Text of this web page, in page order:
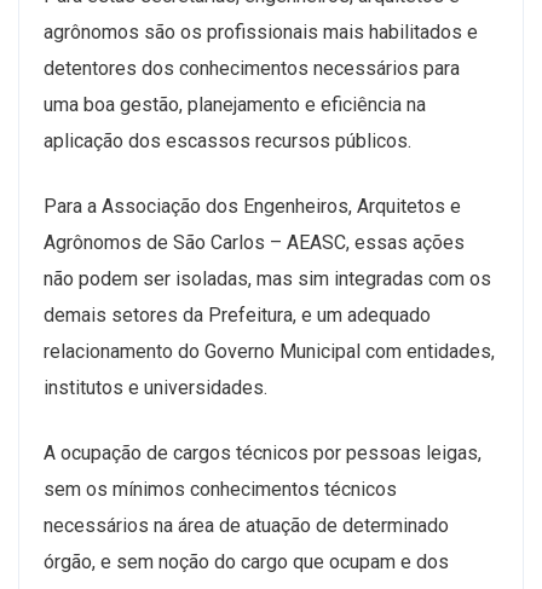
agrônomos são os profissionais mais habilitados e
detentores dos conhecimentos necessários para
uma boa gestão, planejamento e eficiência na
aplicação dos escassos recursos públicos.
Para a Associação dos Engenheiros, Arquitetos e
Agrônomos de São Carlos – AEASC, essas ações
não podem ser isoladas, mas sim integradas com os
demais setores da Prefeitura, e um adequado
relacionamento do Governo Municipal com entidades,
institutos e universidades.
A ocupação de cargos técnicos por pessoas leigas,
sem os mínimos conhecimentos técnicos
necessários na área de atuação de determinado
órgão, e sem noção do cargo que ocupam e dos